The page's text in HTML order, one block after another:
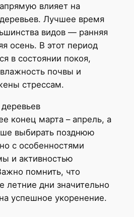
влияет на
Лучшее время
видов — ранняя
осень. В этот период
в состоянии покоя,
почвы и
стрессам.
конец марта – апрель, а
выбирать позднюю
с особенностями
и активностью
помнить, что
летние дни значительно
успешное укоренение.